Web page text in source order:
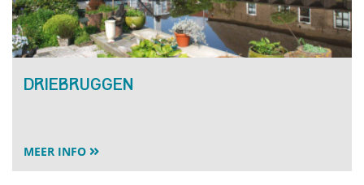
Driebruggen
MEER INFO